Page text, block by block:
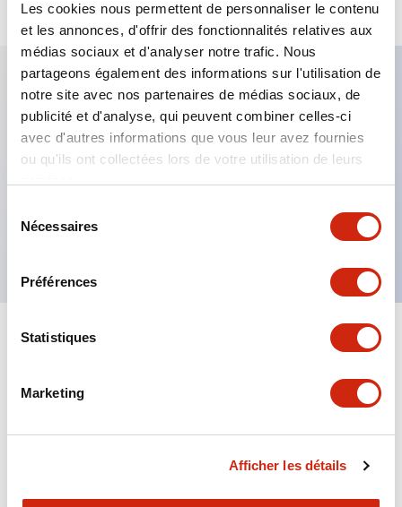
Les cookies nous permettent de personnaliser le contenu
et les annonces, d'offrir des fonctionnalités relatives aux
médias sociaux et d'analyser notre trafic. Nous
partageons également des informations sur l'utilisation de
notre site avec nos partenaires de médias sociaux, de
publicité et d'analyse, qui peuvent combiner celles-ci
avec d'autres informations que vous leur avez fournies
ou qu'ils ont collectées lors de votre utilisation de leurs
Nécessaires
Préférences
Statistiques
Marketing
Afficher les détails
Caractéristiques clés
Fixation par regroupement possible
Le commutateur sélecteur avec clé adopte une
structure à goupille à cylindre haute sécurité
La structure de protection est IP65 (IEC60529)